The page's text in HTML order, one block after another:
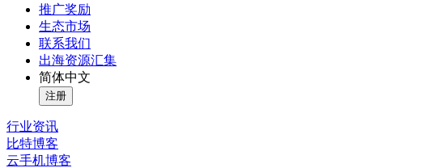
推广奖励
生态市场
联系我们
出海资源汇集
简体中文
注册
行业资讯
比特博客
云手机博客